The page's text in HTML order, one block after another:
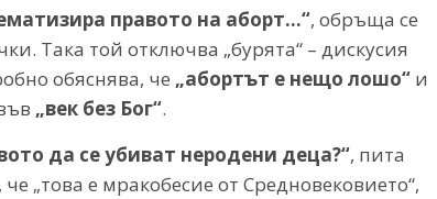
правото на аборт…“, обръща се
Така той отключва „бурята“ – дискусия
обяснява, че „абортът е нещо лошо“ и
„век без Бог“.
да се убиват неродени деца?“, пита
„това е мракобесие от Средновековието“,